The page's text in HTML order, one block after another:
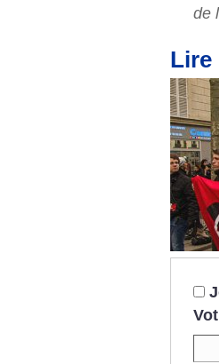
de
Lire